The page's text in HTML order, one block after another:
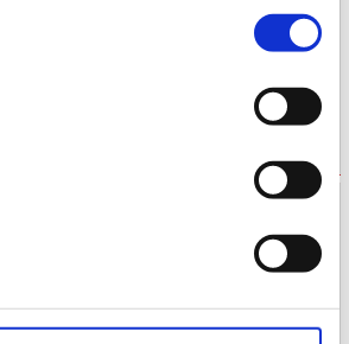
07.06.2026 13:00
procedurze zwrotu została